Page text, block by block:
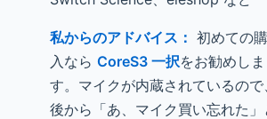
私からのアドバイス： 初めての購
入なら CoreS3 一択をお勧めしま
す。マイクが内蔵されているので
後から「あ、マイク買い忘れた」